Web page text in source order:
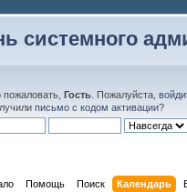
системного
пожаловать, Гость . Пожалуйста,
письмо с кодом активации?
Помощь Поиск Календарь